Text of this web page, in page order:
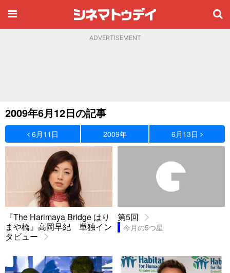
ADVERTISEMENT
2009年6月12日の記事
6月11日 2009年 6月13日
『The Harimaya Bridge はり
まや橋』高岡早紀 単独イン
タビュー
第5回
今月の5つ星